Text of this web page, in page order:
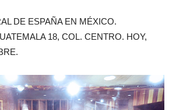
DE ESPAÑA EN MÉXICO.
18, COL. CENTRO. HOY,